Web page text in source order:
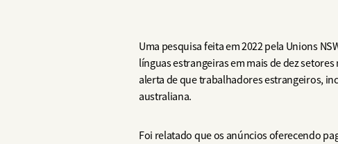
Uma pesquisa feita em 2022 pela Unions
línguas estrangeiras em mais de dez
alerta de que trabalhadores estrangeiros,
australiana.
Foi relatado que os anúncios oferecendo